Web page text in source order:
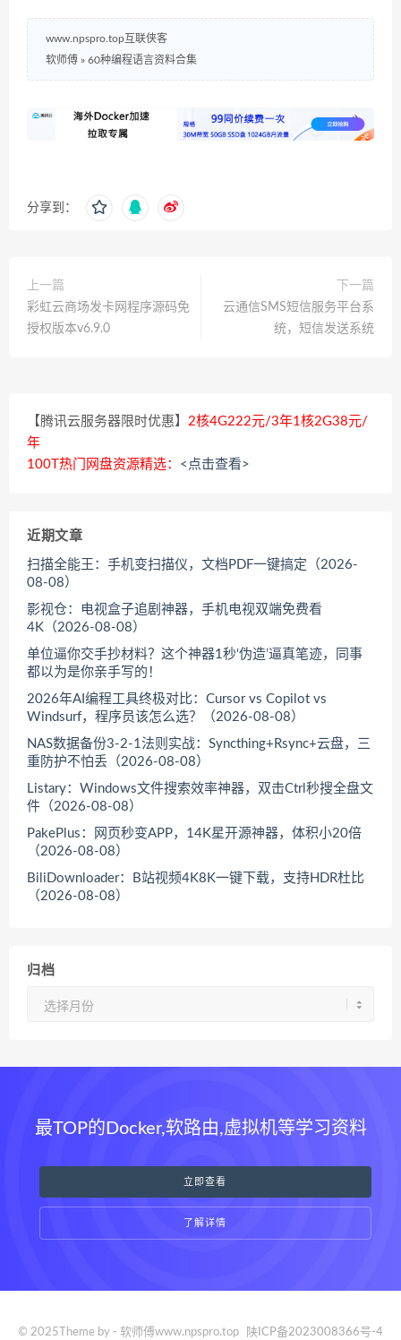
www.npspro.top互联侠客
软师傅 » 60种编程语言资料合集
分享到：
上一篇
彩虹云商场发卡网程序源码免
授权版本v6.9.0
下一篇
云通信SMS短信服务平台系
统，短信发送系统
【腾讯云服务器限时优惠】 2核4G222元/3年1核2G38元/
年
100T热门网盘资源精选： <点击查看>
近期文章
扫描全能王：手机变扫描仪，文档PDF一键搞定（2026-
08-08）
影视仓：电视盒子追剧神器，手机电视双端免费看
4K（2026-08-08）
单位逼你交手抄材料？这个神器1秒‘伪造’逼真笔迹，同事
都以为是你亲手写的！
2026年AI编程工具终极对比：Cursor vs Copilot vs
Windsurf，程序员该怎么选？（2026-08-08）
NAS数据备份3-2-1法则实战：Syncthing+Rsync+云盘，三
重防护不怕丢（2026-08-08）
Listary：Windows文件搜索效率神器，双击Ctrl秒搜全盘文
件（2026-08-08）
PakePlus：网页秒变APP，14K星开源神器，体积小20倍
（2026-08-08）
BiliDownloader：B站视频4K8K一键下载，支持HDR杜比
（2026-08-08）
归档
最TOP的Docker,软路由,虚拟机等学习资料
立即查看
了解详情
© 2025Theme by - 软师傅www.npspro.top 陕ICP备2023008366号-4